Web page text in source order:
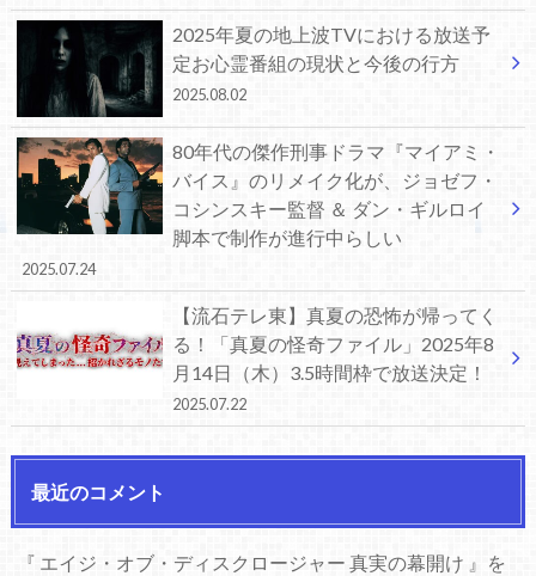
2025年夏の地上波TVにおける放送予
定お心霊番組の現状と今後の行方
2025.08.02
80年代の傑作刑事ドラマ『マイアミ・
バイス』のリメイク化が、ジョゼフ・
コシンスキー監督 ＆ ダン・ギルロイ
脚本で制作が進行中らしい
2025.07.24
【流石テレ東】真夏の恐怖が帰ってく
る！「真夏の怪奇ファイル」2025年8
月14日（木）3.5時間枠で放送決定！
2025.07.22
最近のコメント
『 エイジ・オブ・ディスクロージャー 真実の幕開け 』を